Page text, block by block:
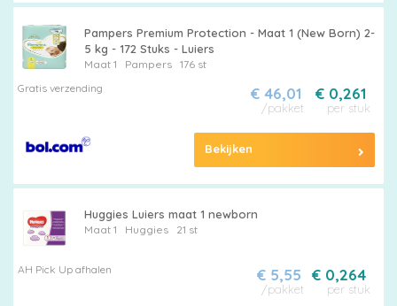
Alle
luiers
Luierbroekjes
Billendoekjes
Pampers Premium Protection - Maat 1 (New Born) 2-
5 kg - 172 Stuks - Luiers
Maat 1 Pampers
176 st
Gratis verzending
€ 0,261
per stuk
€ 46,01
/pakket
Bekijken
Huggies Luiers maat 1 newborn
Maat 1 Huggies 21 st
AH Pick Up afhalen € 0,264
per stuk
€ 5,55
/pakket